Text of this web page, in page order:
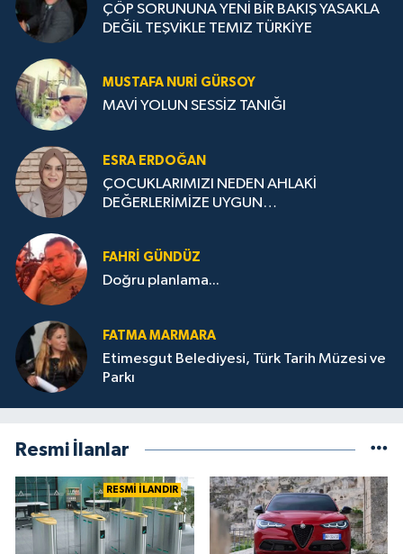
ÇÖP SORUNUNA YENİ BİR BAKIŞ YASAKLA
DEĞİL TEŞVİKLE TEMIZ TÜRKİYE
MUSTAFA NURI GÜRSOY
MAVİ YOLUN SESSİZ TANIĞI
ESRA ERDOĞAN
ÇOCUKLARIMIZI NEDEN AHLAKİ
DEĞERLERİMİZE UYGUN
FAHRI GÜNDÜZ
Doğru planlama...
FATMA MARMARA
Etimesgut Belediyesi, Türk Tarih Müzesi ve
Parkı
Resmi İlanlar
RESMİ İLANDIR